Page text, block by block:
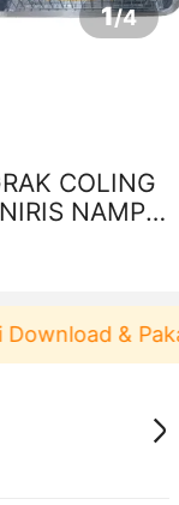
1/4
COLING
NAMPA
& Pakai！